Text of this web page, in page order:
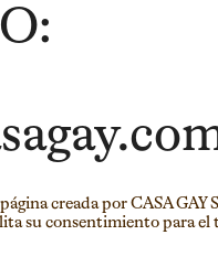
creada por CASA GAY
su consentimiento para